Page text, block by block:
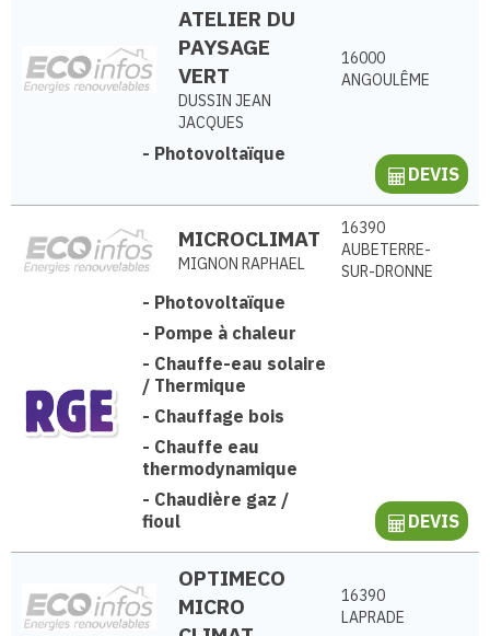
ATELIER DU
PAYSAGE
VERT
DUSSIN JEAN
JACQUES
16000
ANGOULÊME
- Photovoltaïque
DEVIS
MICROCLIMAT
MIGNON RAPHAEL
16390
AUBETERRE-
SUR-DRONNE
- Photovoltaïque
- Pompe à chaleur
- Chauffe-eau solaire
/ Thermique
- Chauffage bois
- Chauffe eau
thermodynamique
- Chaudière gaz /
fioul
DEVIS
OPTIMECO
MICRO
16390
LAPRADE